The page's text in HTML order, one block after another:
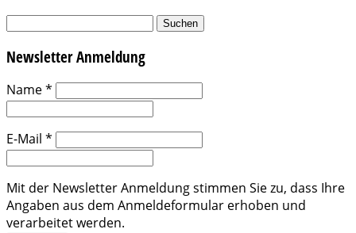
Suchen
Newsletter Anmeldung
Name*
E-Mail *
Mit der Newsletter Anmeldung stimmen Sie zu, dass Ihre
Angaben aus dem Anmeldeformular erhoben und
verarbeitet werden.